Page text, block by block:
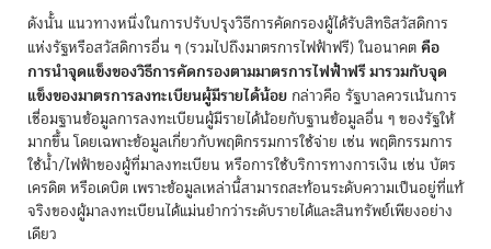
ดังนั้น แนวทางหนึ่งในการปรับปรุงวิธีการคัดกรองผู้ได้รับสิทธิสวัสดิการ
แห่งรัฐหรือสวัสดิการอื่น ๆ (รวมไปถึงมาตรการไฟฟ้าฟรี) ในอนาคตคือ
การนำจุดแข็งของวิธีการคัดกรองตามมาตรการไฟฟ้าฟรี มารวมกับจุด
แข็งของมาตรการลงทะเบียนผู้มีรายได้น้อย กล่าวคือ รัฐบาลควรเน้นการ
เชื่อมฐานข้อมูลการลงทะเบียนผู้มีรายได้น้อยกับฐานข้อมูลอื่น ๆ ของรัฐให้
มากขึ้น โดยเฉพาะข้อมูลเกี่ยวกับพฤติกรรมการใช้จ่าย เช่น พฤติกรรมการ
ใช้น้ำ/ไฟฟ้าของผู้ที่มาลงทะเบียน หรือการใช้บริการทางการเงิน เช่น บัตร
เครดิต หรือเดบิต เพราะข้อมูลเหล่านี้สามารถสะท้อนระดับความเป็นอยู่ที่แท้
จริงของผู้มาลงทะเบียนได้แม่นยำกว่าระดับรายได้และสินทรัพย์เพียงอย่าง
เดียว